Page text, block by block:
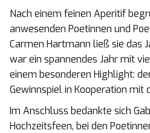
Nach einem feinen Aperitif
anwesenden Poetinnen und
Carmen Hartmann ließ sie das
war ein spannendes Jahr mit
einem besonderen Highlight:
Gewinnspiel in Kooperation mit
Im Anschluss bedankte sich
Hochzeitsfeen, bei den